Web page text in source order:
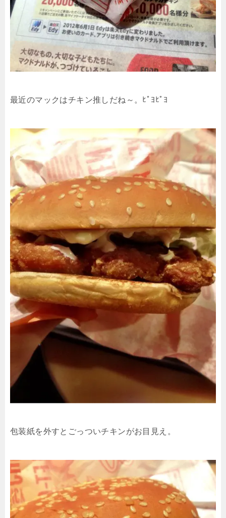
最近のマックはチキン推しだね～。ﾋﾟﾖﾋﾟﾖ
包装紙を外すとごっついチキンがお目見え。